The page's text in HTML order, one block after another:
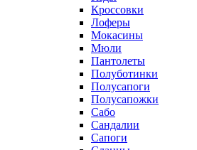
Кроссовки
Лоферы
Мокасины
Мюли
Пантолеты
Полуботинки
Полусапоги
Полусапожки
Сабо
Сандалии
Сапоги